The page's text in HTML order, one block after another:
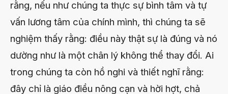
rằng, nếu như chúng ta thực sự bình tâm và tự
vấn lương tâm của chính mình, thì chúng ta sẽ
nghiệm thấy rằng: điều này thật sự là đúng và nó
dường như là một chân lý không thể thay đổi. Ai
trong chúng ta còn hồ nghi và thiết nghĩ rằng:
đây chỉ là giáo điều nông cạn và hời hợt, chả